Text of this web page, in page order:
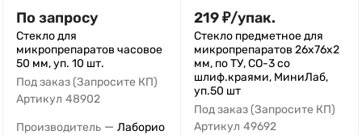
По запросу
Стекло для
микропрепаратов часовое
50 мм, уп. 10 шт.
Под заказ (Запросите КП)
Артикул 48902
Производитель — Лаборио
219₽/упак.
Стекло предметное для
микропрепаратов 26х76х2
мм, по ТУ, СО-3 со
шлиф.краями, МиниЛаб,
уп.50 шт
Под заказ (Запросите КП)
Артикул 49692